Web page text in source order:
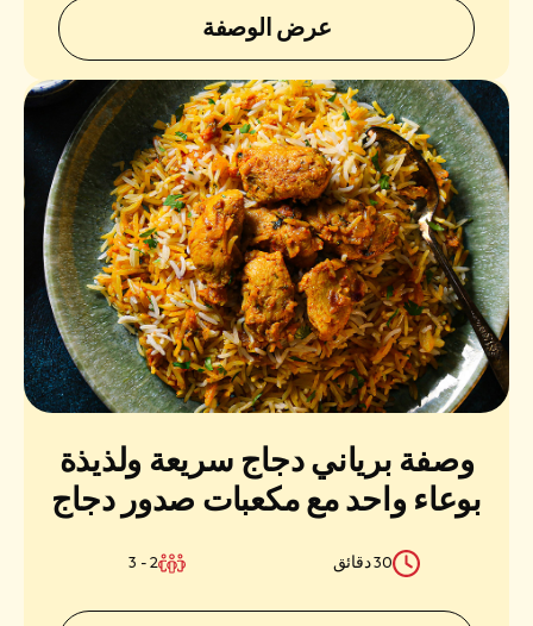
الاحتياجات الغذائية
المناسبة
طريقة التحضير
إعادة تعيين إرسال
عرض الوصفة
وصفة برياني دجاج سريعة ولذيذة
بوعاء واحد مع مكعبات صدور دجاج
ساديا السهلة والعصيرية
30 دقائق 2 - 3